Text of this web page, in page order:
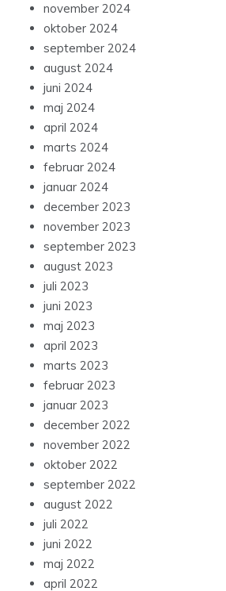
november 2024
oktober 2024
september 2024
august 2024
juni 2024
maj 2024
april 2024
marts 2024
februar 2024
januar 2024
december 2023
november 2023
september 2023
august 2023
juli 2023
juni 2023
maj 2023
april 2023
marts 2023
februar 2023
januar 2023
december 2022
november 2022
oktober 2022
september 2022
august 2022
juli 2022
juni 2022
maj 2022
april 2022